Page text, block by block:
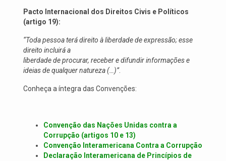
Pacto Internacional dos Direitos Civis e Políticos
(artigo 19):
“Toda pessoa terá direito à liberdade de expressão; esse
direito incluirá a
liberdade de procurar, receber e difundir informações e
ideias de qualquer natureza (…)”.
Conheça a íntegra das Convenções:
Convenção das Nações Unidas contra a
Corrupção (artigos 10 e 13)
Convenção Interamericana Contra a Corrupção
Declaração Interamericana de Princípios de